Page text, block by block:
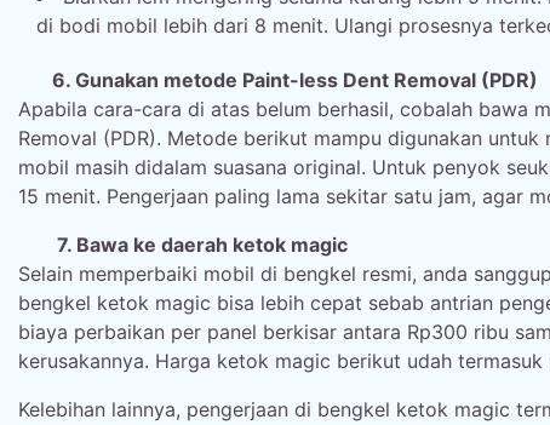
di bodi mobil lebih dari 8 menit. Ulangi prosesnya
6. Gunakan metode Paint-less Dent Removal (PDR)
Apabila cara-cara di atas belum berhasil, cobalah bawa
Removal (PDR). Metode berikut mampu digunakan
mobil masih didalam suasana original. Untuk penyok
15 menit. Pengerjaan paling lama sekitar satu jam, agar
7. Bawa ke daerah ketok magic
Selain memperbaiki mobil di bengkel resmi, anda
bengkel ketok magic bisa lebih cepat sebab antrian
biaya perbaikan per panel berkisar antara Rp300 ribu
kerusakannya. Harga ketok magic berikut udah
Kelebihan lainnya, pengerjaan di bengkel ketok magic